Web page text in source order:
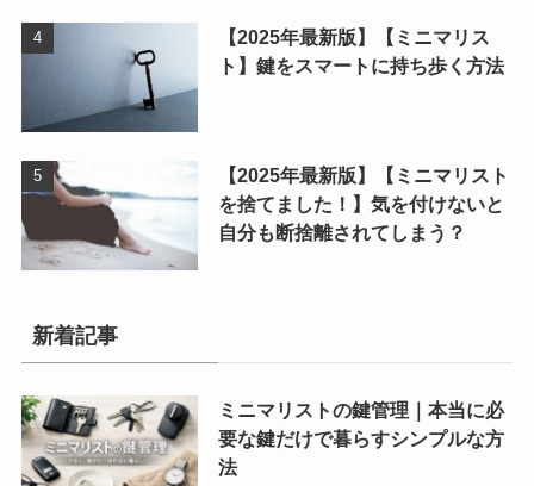
【2025年最新版】【ミニマリス
ト】鍵をスマートに持ち歩く方法
【2025年最新版】【ミニマリスト
を捨てました！】気を付けないと
自分も断捨離されてしまう？
新着記事
ミニマリストの鍵管理｜本当に必
要な鍵だけで暮らすシンプルな方
法